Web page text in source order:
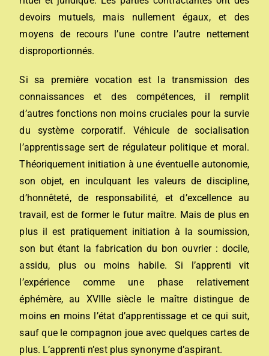
devoirs mutuels, mais nullement égaux, et des
moyens de recours l’une contre l’autre nettement
disproportionnés.
Si sa première vocation est la transmission des
connaissances et des compétences, il remplit
d’autres fonctions non moins cruciales pour la survie
du système corporatif. Véhicule de socialisation
l’apprentissage sert de régulateur politique et moral.
Théoriquement initiation à une éventuelle autonomie,
son objet, en inculquant les valeurs de discipline,
d’honnêteté, de responsabilité, et d’excellence au
travail, est de former le futur maître. Mais de plus en
plus il est pratiquement initiation à la soumission,
son but étant la fabrication du bon ouvrier : docile,
assidu, plus ou moins habile. Si l’apprenti vit
l’expérience comme une phase relativement
éphémère, au XVIIIe siècle le maître distingue de
moins en moins l’état d’apprentissage et ce qui suit,
sauf que le compagnon joue avec quelques cartes de
plus. L’apprenti n’est plus synonyme d’aspirant.